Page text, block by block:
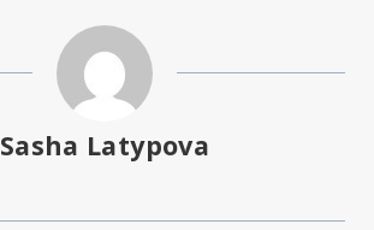
Sasha Latypova